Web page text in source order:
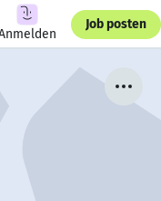
Job posten